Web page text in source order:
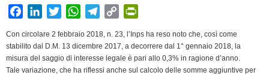
c
e
b
n
k
e
i
t
t
W
a
t
s
l
e
g
C
p
y
L
i
n
t
Con circolare 2 febbraio 2018, n. 23, l’Inps ha reso noto che, così come
stabilito dal D.M. 13 dicembre 2017, a decorrere dal 1° gennaio 2018, la
misura del saggio di interesse legale è pari allo 0,3% in ragione d’anno.
Tale variazione, che ha riflessi anche sul calcolo delle somme aggiuntive per